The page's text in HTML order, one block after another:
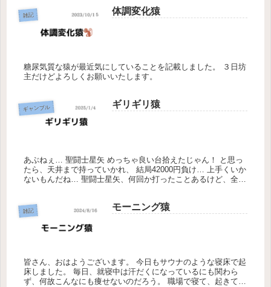
雑記 体調変化猿
糖尿気質な猿が最近気にしていることを記載しました。 ３日坊
主だけどよろしくお願いいたします。
ギャンブル ギリギリ猿
あぶねぇ… 聖闘士星矢 めっちゃ良い台拾えたじゃん！ と思っ
たら、天井まで持っていかれ、 結局42000円負け… 上手くいか
ないもんだね… 聖闘士星矢、何回か打ったことあるけど、全部
雑記 モーニング猿
皆さん、おはようございます。 今日もサウナのような寝床で起
床しました。 毎日、就寝中は汗だくになっているにも関わら
ず、何故こんなにも痩せないのだろう。 職場で寝て、起きて仕